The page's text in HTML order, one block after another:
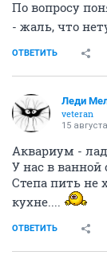
По вопросу
- жаль, что
ОТВЕТИТЬ
Леди
veteran
15
Аквариум -
У нас в ванной
Степа пить не
кухне....
ОТВЕТИТЬ